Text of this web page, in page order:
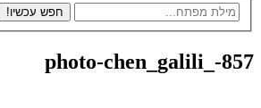
photo-chen_galili_-